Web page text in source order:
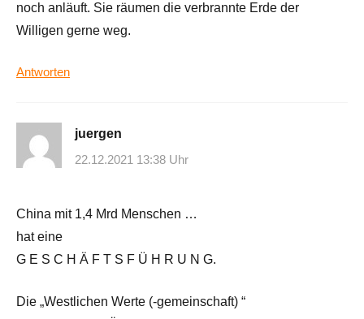
noch anläuft. Sie räumen die verbrannte Erde der
Willigen gerne weg.
Antworten
juergen
22.12.2021 13:38 Uhr
China mit 1,4 Mrd Menschen …
hat eine
G E S C H Ä F T S F Ü H R U N G.
Die „Westlichen Werte (-gemeinschaft) “